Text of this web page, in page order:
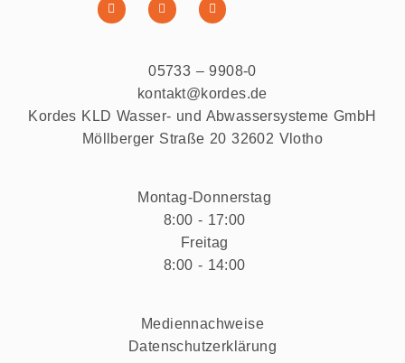
05733 – 9908-0
kontakt@kordes.de
Kordes KLD Wasser- und Abwassersysteme GmbH
Möllberger Straße 20 32602 Vlotho
Montag-Donnerstag
8:00 - 17:00
Freitag
8:00 - 14:00
Mediennachweise
Datenschutzerklärung